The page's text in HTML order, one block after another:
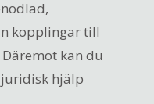
kopplingar till
kan du
hjälp